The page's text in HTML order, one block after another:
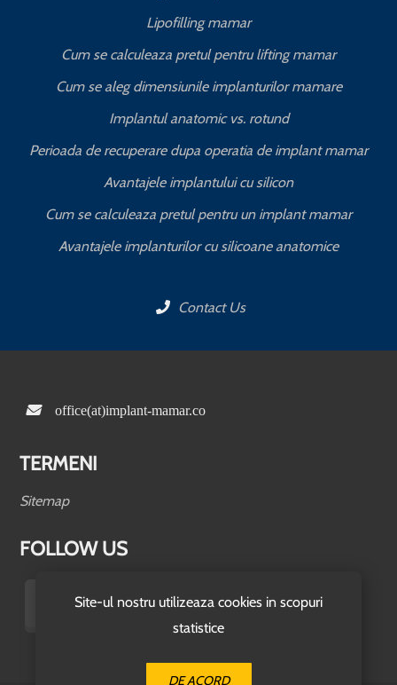
Site-ul nostru utilizeaza cookies in scopuri
statistice
DE ACORD
Lipofilling mamar
Cum se calculeaza pretul pentru lifting mamar
Cum se aleg dimensiunile implanturilor mamare
Implantul anatomic vs. rotund
Perioada de recuperare dupa operatia de implant mamar
Avantajele implantului cu silicon
Cum se calculeaza pretul pentru un implant mamar
Avantajele implanturilor cu silicoane anatomice
Contact Us
office(at)implant-mamar.co
TERMENI
Sitemap
FOLLOW US